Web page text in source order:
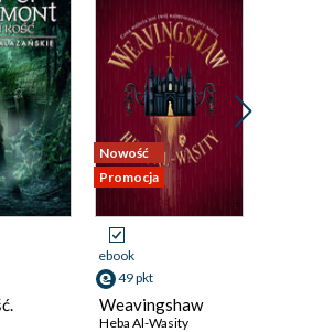
Nowość
Promocja
ebook
49 pkt
Weavingshaw
Heba Al-Wasity